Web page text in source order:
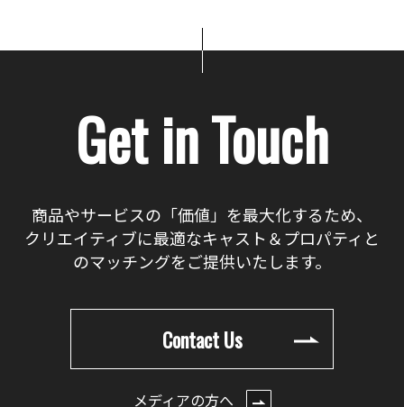
Get in Touch
商品やサービスの「価値」を最大化するため、
クリエイティブに最適なキャスト＆プロパティと
のマッチングをご提供いたします。
Contact Us
メディアの方へ